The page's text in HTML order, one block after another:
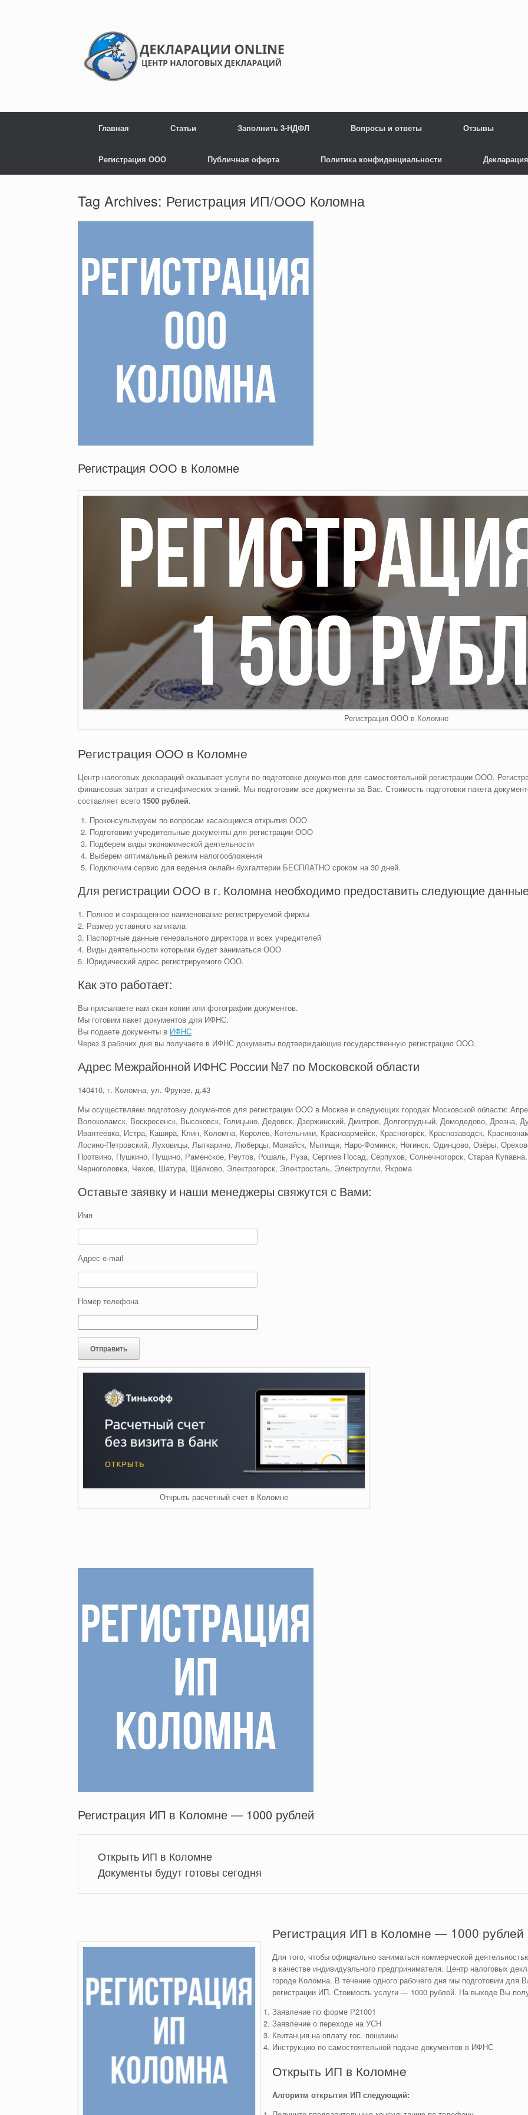
Главная Статьи Заполнить 3-НДФЛ Вопросы и ответы Отзывы
Регистрация ООО Публичная оферта Политика конфиденциальности
Tag Archives: Регистрация ИП/ООО Коломна
Регистрация ООО в Коломне
Регистрация ООО в Коломне
Регистрация ООО в Коломне
Центр налоговых деклараций оказывает услуги по подготовке документов для самостоятельной регистрации ООО.
финансовых затрат и специфических знаний. Мы подготовим все документы за Вас. Стоимость подготовки пакета
составляет всего 1500 рублей.
Проконсультируем по вопросам касающимся открытия ООО
Подготовим учредительные документы для регистрации ООО
Подберем виды экономической деятельности
Выберем оптимальный режим налогообложения
Подключим сервис для ведения онлайн бухгалтерии БЕСПЛАТНО сроком на 30 дней.
Для регистрации ООО в г. Коломна необходимо предоставить следующие
1. Полное и сокращенное наименование регистрируемой фирмы
2. Размер уставного капитала
3. Паспортные данные генерального директора и всех учредителей
4. Виды деятельности которыми будет заниматься ООО
5. Юридический адрес регистрируемого ООО.
Как это работает:
Вы присылаете нам скан копии или фотографии документов.
Мы готовим пакет документов для ИФНС.
Вы подаете документы в ИФНС
Через 3 рабочих дня вы получаете в ИФНС документы подтверждающие государственную регистрацию ООО.
Адрес Межрайонной ИФНС России №7 по Московской области
140410, г. Коломна, ул. Фрунзе, д.43
Мы осуществляем подготовку документов для регистрации ООО в Москве и следующих городах Московской области:
Волоколамск, Воскресенск, Высоковск, Голицыно, Дедовск, Дзержинский, Дмитров, Долгопрудный, Домодедово, Дрезна,
Ивантеевка, Истра, Кашира, Клин, Коломна, Королёв, Котельники, Красноармейск, Красногорск, Краснозаводск,
Лосино-Петровский, Луховицы, Лыткарино, Люберцы, Можайск, Мытищи, Наро-Фоминск, Ногинск, Одинцово, Озёры,
Протвино, Пушкино, Пущино, Раменское, Реутов, Рошаль, Руза, Сергиев Посад, Серпухов, Солнечногорск, Старая
Черноголовка, Чехов, Шатура, Щёлково, Электрогорск, Электросталь, Электроугли, Яхрома
Оставьте заявку и наши менеджеры свяжутся с Вами:
Имя
Адрес e-mail
Номер телефона
Открыть расчетный счет в Коломне
Регистрация ИП в Коломне — 1000 рублей
Открыть ИП в Коломне
Документы будут готовы сегодня
Регистрация ИП в Коломне — 1000 рублей
Для того, чтобы официально заниматься коммерческой
в качестве индивидуального предпринимателя. Центр налоговых
городе Коломна. В течение одного рабочего дня мы подготовим для
регистрации ИП. Стоимость услуги — 1000 рублей. На выходе Вы
Заявление по форме Р21001
Заявление о переходе на УСН
Квитанция на оплату гос. пошлины
Инструкцию по самостоятельной подаче документов в ИФНС
Открыть ИП в Коломне
Алгоритм открытия ИП следующий: